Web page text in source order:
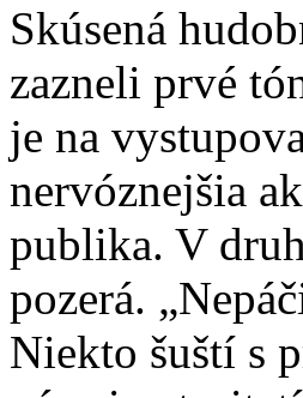
Skúsená
zazneli prvé
je na
nervóznejšia
publika. V
pozerá.
Niekto šuští s